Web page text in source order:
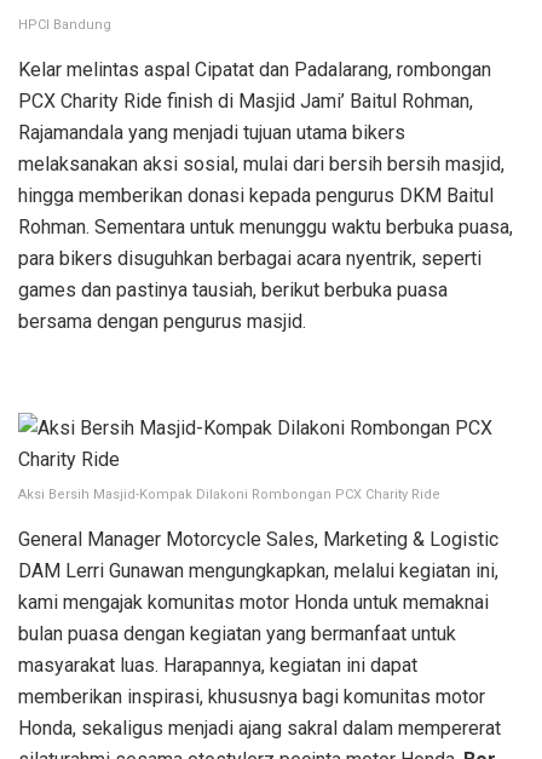
HPCI Bandung
Kelar melintas aspal Cipatat dan Padalarang, rombongan
PCX Charity Ride finish di Masjid Jami’ Baitul Rohman,
Rajamandala yang menjadi tujuan utama bikers
melaksanakan aksi sosial, mulai dari bersih bersih masjid,
hingga memberikan donasi kepada pengurus DKM Baitul
Rohman. Sementara untuk menunggu waktu berbuka puasa,
para bikers disuguhkan berbagai acara nyentrik, seperti
games dan pastinya tausiah, berikut berbuka puasa
bersama dengan pengurus masjid.
Aksi Bersih Masjid-Kompak Dilakoni Rombongan PCX Charity Ride
General Manager Motorcycle Sales, Marketing & Logistic
DAM Lerri Gunawan mengungkapkan, melalui kegiatan ini,
kami mengajak komunitas motor Honda untuk memaknai
bulan puasa dengan kegiatan yang bermanfaat untuk
masyarakat luas. Harapannya, kegiatan ini dapat
memberikan inspirasi, khususnya bagi komunitas motor
Honda, sekaligus menjadi ajang sakral dalam mempererat